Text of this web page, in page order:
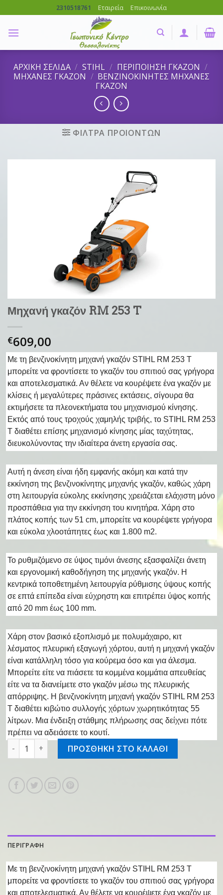
to
content
2310518761 Εταιρεία Επικοινωνία
ΑΡΧΙΚΗ ΣΕΛΙΔΑ / STIHL / ΠΕΡΙΠΟΙΗΣΗ ΓΚΑΖΟΝ /
ΜΗΧΑΝΕΣ ΓΚΑΖΟΝ / ΒΕΝΖΙΝΟΚΙΝΗΤΕΣ ΜΗΧΑΝΕΣ
ΓΚΑΖΟΝ
ΦΙΛΤΡΑ ΠΡΟΙΟΝΤΩΝ
Μηχανή γκαζόν RM 253 T
€609,00
Με τη βενζινοκίνητη μηχανή γκαζόν STIHL RM 253 Τ
μπορείτε να φροντίσετε το γκαζόν του σπιτιού σας γρήγορα
και αποτελεσματικά. Αν θέλετε να κουρέψετε ένα γκαζόν με
κλίσεις ή μεγαλύτερες πράσινες εκτάσεις, σίγουρα θα
εκτιμήσετε τα πλεονεκτήματα του μηχανισμού κίνησης.
Εκτός από τους τροχούς χαμηλής τριβής, το STIHL RM 253
T διαθέτει επίσης μηχανισμό κίνησης μίας ταχύτητας,
διευκολύνοντας την ιδιαίτερα άνετη εργασία σας.
Αυτή η άνεση είναι ήδη εμφανής ακόμη και κατά την
εκκίνηση της βενζινοκίνητης μηχανής γκαζόν, καθώς χάρη
στη λειτουργία εύκολης εκκίνησης χρειάζεται ελάχιστη μόνο
προσπάθεια για την εκκίνηση του κινητήρα. Χάρη στο
πλάτος κοπής των 51 cm, μπορείτε να κουρέψετε γρήγορα
και εύκολα χλοοτάπητες έως και 1.800 m2.
Το ρυθμιζόμενο σε ύψος τιμόνι άνεσης εξασφαλίζει άνετη
και εργονομική καθοδήγηση της μηχανής γκαζόν. Η
κεντρικά τοποθετημένη λειτουργία ρύθμισης ύψους κοπής
σε επτά επίπεδα είναι εύχρηστη και επιτρέπει ύψος κοπής
από 20 mm έως 100 mm.
Χάρη στον βασικό εξοπλισμό με πολυμάχαιρο, κιτ
λέσματος πλευρική εξαγωγή χόρτου, αυτή η μηχανή γκαζόν
είναι κατάλληλη τόσο για κούρεμα όσο και για άλεσμα.
Μπορείτε είτε να πιάσετε τα κομμένα κομμάτια απευθείας
είτε να τα διανείμετε στο γκαζόν μέσω της πλευρικής
απόρριψης. Η βενζινοκίνητη μηχανή γκαζόν STIHL RM 253
T διαθέτει κιβώτιο συλλογής χόρτων χωρητικότητας 55
λίτρων. Μια ένδειξη στάθμης πλήρωσης σας δείχνει πότε
πρέπει να αδειάσετε το κουτί.
Μηχανή γκαζόν RM 253 T ποσότητα
ΠΡΟΣΘΗΚΗ ΣΤΟ ΚΑΛΑΘΙ
ΠΕΡΙΓΡΑΦΗ
Με τη βενζινοκίνητη μηχανή γκαζόν STIHL RM 253 Τ
μπορείτε να φροντίσετε το γκαζόν του σπιτιού σας γρήγορα
και αποτελεσματικά. Αν θέλετε να κουρέψετε ένα γκαζόν με